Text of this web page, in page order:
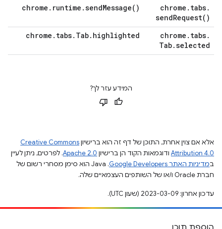
chrome . tabs.
sendRequest( )
chrome . runtime .sendMessage( )
chrome . tabs.
Tab.selected
chrome . tabs. Tab. highlighted
המידע עזר לך?
אלא אם צוין אחרת, התוכן של דף זה הוא ברישיוןCreative Commons
Attribution 4.0 ודוגמאות הקוד הן ברישיון Apache 2.0. לפרטים, ניתן לעיין
במדיניות האתר Google Developers‏
.‏ Java הוא סימן מסחרי רשום של
חברת Oracle ו/או של השותפים העצמאיים שלה.
עדכון אחרון: 2023-03-09 (שעון UTC).